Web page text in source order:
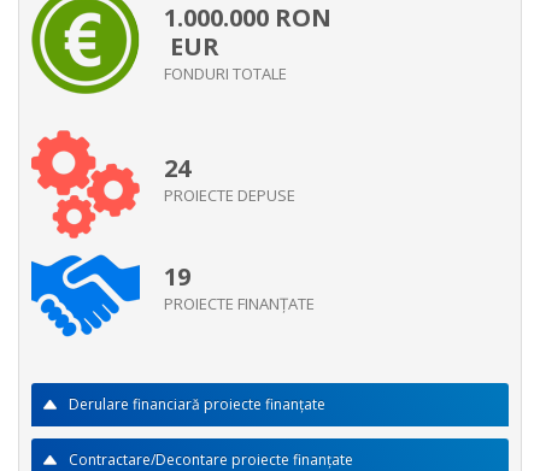
1.000.000 RON
EUR
FONDURI TOTALE
24
PROIECTE DEPUSE
19
PROIECTE FINANŢATE
Derulare financiară proiecte finanţate
Contractare/Decontare proiecte finanţate